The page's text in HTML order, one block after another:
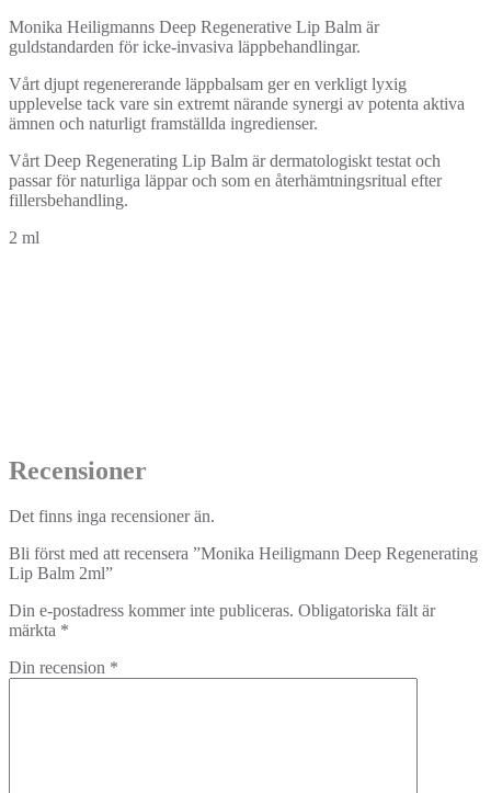
Monika Heiligmanns Deep Regenerative Lip Balm är
guldstandarden för icke-invasiva läppbehandlingar.
Vårt djupt regenererande läppbalsam ger en verkligt lyxig
upplevelse tack vare sin extremt närande synergi av potenta aktiva
ämnen och naturligt framställda ingredienser.
Vårt Deep Regenerating Lip Balm är dermatologiskt testat och
passar för naturliga läppar och som en återhämtningsritual efter
fillersbehandling.
2 ml
Recensioner
Det finns inga recensioner än.
Bli först med att recensera ”Monika Heiligmann Deep Regenerating
Lip Balm 2ml”
Din e-postadress kommer inte publiceras. Obligatoriska fält är
märkta *
Din recension *